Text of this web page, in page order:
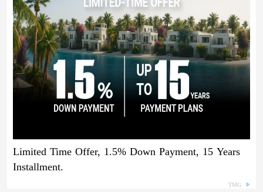
Limited Time Offer, 1.5% Down Payment, 15 Years
Installment.
TMG